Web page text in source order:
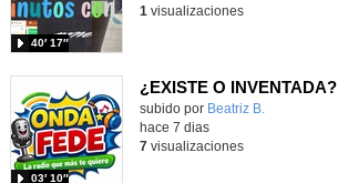
40′ 17″
1 visualizaciones
¿EXISTE O INVENTADA?
Contenido educativo.
subido por Beatriz B.
03′ 10″
hace 7 dias
7visualizaciones